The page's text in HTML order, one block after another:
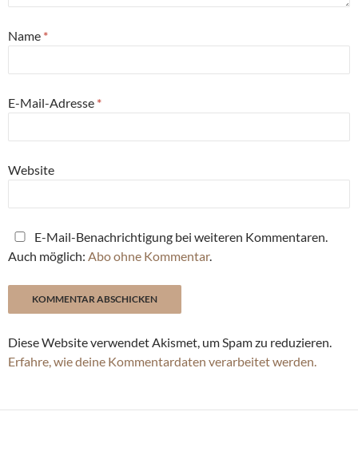
Name *
E-Mail-Adresse *
Website
E-Mail-Benachrichtigung bei weiteren Kommentaren.
Auch möglich: Abo ohne Kommentar.
Diese Website verwendet Akismet, um Spam zu reduzieren.
Erfahre, wie deine Kommentardaten verarbeitet werden.